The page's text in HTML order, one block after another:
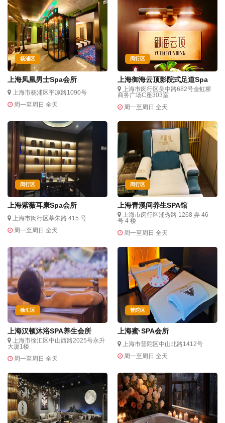
杨浦区
上海凤凰男士Spa会所
上海市杨浦区平凉路1090号
周一至周日 全天
闵行区
上海御海云顶影院式足道Spa
上海市闵行区吴中路682号金虹桥
商务广场C座303室
周一至周日 全天
闵行区
上海紫薇耳康Spa会所
上海市闵行区莘朱路 415 号
周一至周日 全天
闵行区
上海青溪间养生SPA馆
上海市闵行区浦秀路 1268 弄 46
号 4 楼
周一至周日 全天
徐汇区
上海汉顿沐浴SPA养生会所
上海市徐汇区中山西路2025号永升
大厦1楼
周一至周日 全天
普陀区
上海蜜·SPA会所
上海市普陀区中山北路1412号
周一至周日 全天